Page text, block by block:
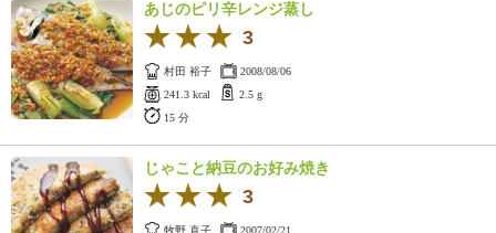
あじのピリ辛レンジ蒸し
3
村田 裕子
2008/08/06
241.3 kcal
2.5 g
15 分
じゃこと納豆のお好み焼き
3
牧野 直子
2007/02/21